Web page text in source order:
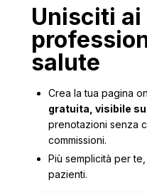
Unisciti ai
salute
Crea la tua pagina
gratuita, visibile su
prenotazioni senza
commissioni.
Più semplicità per
pazienti.